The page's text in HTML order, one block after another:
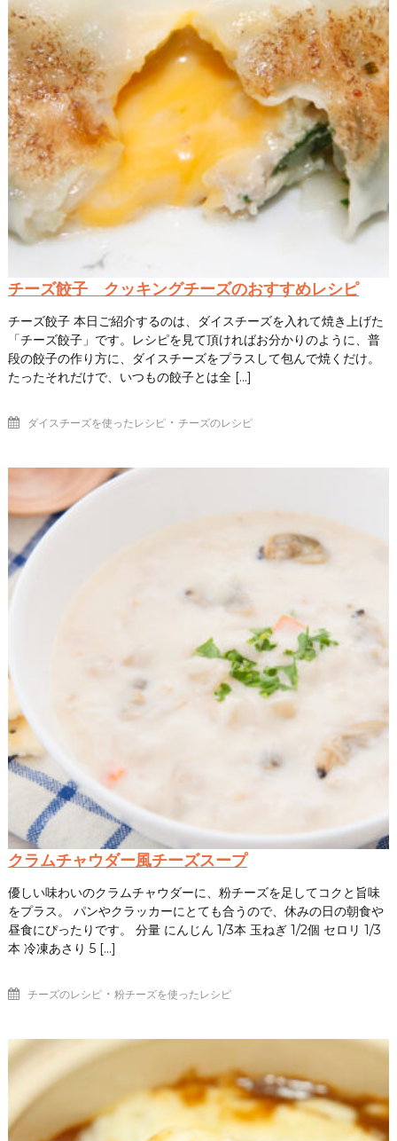
チーズ餃子 クッキングチーズのおすすめレシピ
チーズ餃子 本日ご紹介するのは、ダイスチーズを入れて焼き上げた
「チーズ餃子」です。レシピを見て頂ければお分かりのように、普
段の餃子の作り方に、ダイスチーズをプラスして包んで焼くだけ。
たったそれだけで、いつもの餃子とは全 […]
ダイスチーズを使ったレシピ・ チーズのレシピ
クラムチャウダー風チーズスープ
優しい味わいのクラムチャウダーに、粉チーズを足してコクと旨味
をプラス。 パンやクラッカーにとても合うので、休みの日の朝食や
昼食にぴったりです。 分量 にんじん 1/3本 玉ねぎ 1/2個 セロリ 1/3
本 冷凍あさり 5 […]
チーズのレシピ・ 粉チーズを使ったレシピ